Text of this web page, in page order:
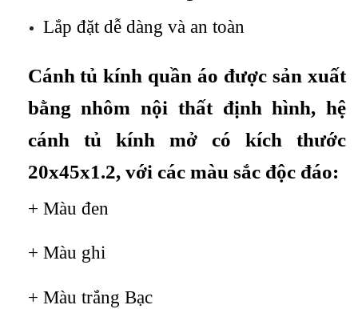
Lắp đặt dễ dàng và an toàn
Cánh tủ kính quần áo được sản xuất
bằng nhôm nội thất định hình, hệ
cánh tủ kính mở có kích thước
20x45x1.2, với các màu sắc độc đáo:
+ Màu đen
+ Màu ghi
+ Màu trắng Bạc